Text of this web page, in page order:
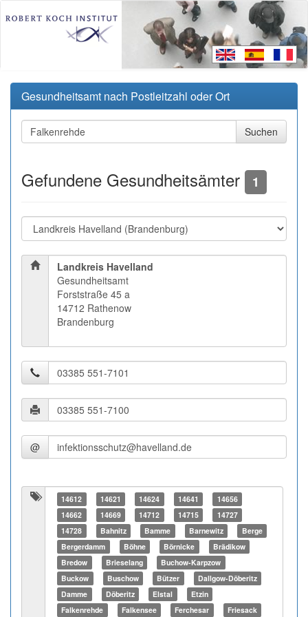
Gesundheitsamt nach Postleitzahl oder Ort
Gefundene Gesundheitsämter 1
Landkreis Havelland
Gesundheitsamt
Forststraße 45 a
14712 Rathenow
Brandenburg
@
14612 14621 14624 14641
14656
14662
14669 14712 14715
14727
14728
Bahnitz Bamme Barnewitz
Berge
Bergerdamm
Böhne Börnicke
Brädikow
Bredow
Brieselang
Buchow-Karpzow
Buckow
Buschow Bützer
Dallgow-Döberitz
Damme
Döberitz Elstal
Etzin
Falkenrehde
Falkensee Ferchesar Friesack